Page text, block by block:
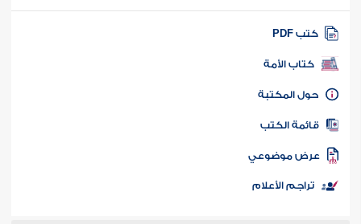
كتب PDF
كتاب الأمة
المكتبة
الكتب
موضوعي